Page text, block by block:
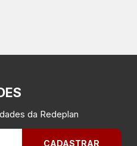
da Redeplan
CADASTRAR